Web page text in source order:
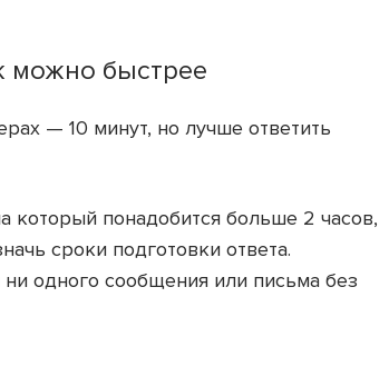
можно быстрее
— 10 минут, но лучше ответить
который понадобится больше 2 часов,
сроки подготовки ответа.
одного сообщения или письма без